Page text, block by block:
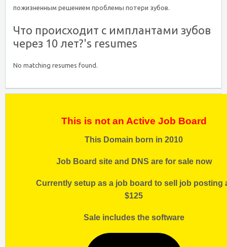
пожизненным решением проблемы потери зубов.
Что происходит с имплантами зубов
через 10 лет?'s resumes
No matching resumes found.
This is not an Active Job Board
This Domain born in 2010
Job Board site and DNS are for sale now
Currently setup as a job board to sell job posting
$125
Sale includes the software